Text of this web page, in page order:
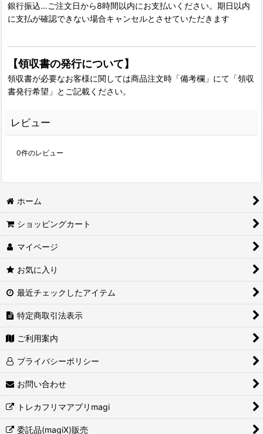
銀行振込…ご注文日から8時間以内にお支払いください。期日以内
に支払が確認できない場合キャンセルとさせていただきます
【領収書の発行について】
領収書が必要なお客様に関しては商品注文時「備考欄」にて「領収
書発行希望」とご記載ください。
レビュー
0件のレビュー
ホーム
ショッピングカート
マイページ
お気に入り
最近チェックしたアイテム
特定商取引法表示
ご利用案内
プライバシーポリシー
お問い合わせ
トレカフリマアプリmagi
委託品(magiX)販売